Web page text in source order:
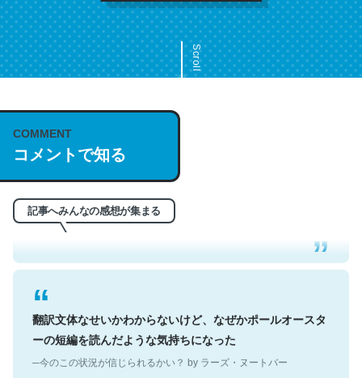
Scroll
COMMENT
コメントで知る
記事へみんなの感想が集まる
これは名文。彼はとてもクレバーなんだろうなと凄く思
う。英語少しでも読める人は原文もお勧め。自分はこの流
れ好き。Let’s Fucking Go. Then Covid hit. Shit.
─今のこの状況が信じられるかい？ by ラーズ・ヌートバー
翻訳文体なせいかわからないけど、なぜかポールオースタ
ーの短編を読んだような気持ちになった
─今のこの状況が信じられるかい？ by ラーズ・ヌートバー